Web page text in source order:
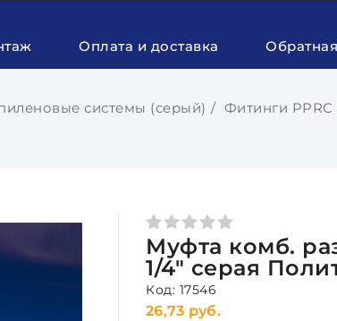
Оплата и доставка
системы (серый) Фитинги PPRC
Муфта комб.
1/4" серая
Код: 17546
26,73 руб.